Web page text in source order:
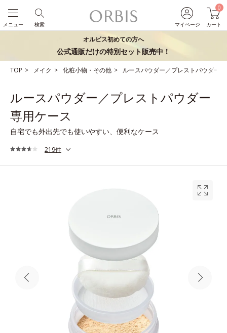
マイページ
0
カート
検索
メニュー
オルビス初めての方へ
公式通販だけの特別セット販売中！
TOP メイク 化粧小物・その他 ルースパウダー／プレストパウダー
ルースパウダー／プレストパウダー
専用ケース
自宅でも外出先でも使いやすい、便利なケース
219件